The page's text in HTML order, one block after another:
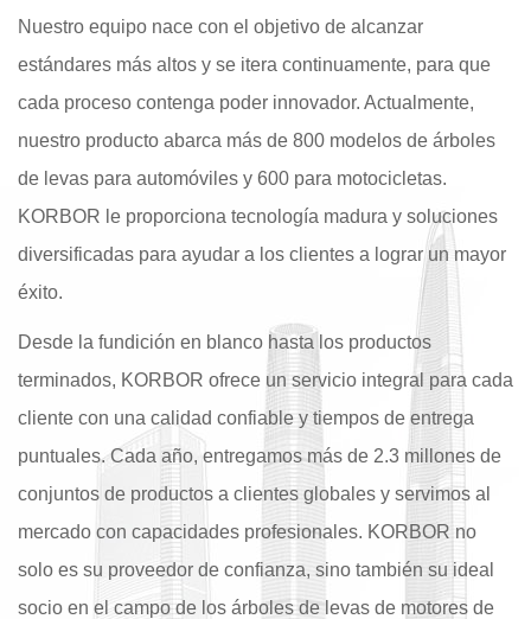
Nuestro equipo nace con el objetivo de alcanzar
estándares más altos y se itera continuamente, para que
cada proceso contenga poder innovador. Actualmente,
nuestro producto abarca más de 800 modelos de árboles
de levas para automóviles y 600 para motocicletas.
KORBOR le proporciona tecnología madura y soluciones
diversificadas para ayudar a los clientes a lograr un mayor
éxito.
Desde la fundición en blanco hasta los productos
terminados, KORBOR ofrece un servicio integral para cada
cliente con una calidad confiable y tiempos de entrega
puntuales. Cada año, entregamos más de 2.3 millones de
conjuntos de productos a clientes globales y servimos al
mercado con capacidades profesionales. KORBOR no
solo es su proveedor de confianza, sino también su ideal
socio en el campo de los árboles de levas de motores de